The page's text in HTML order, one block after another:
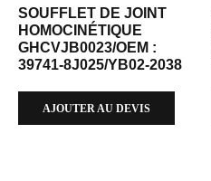
SOUFFLET DE JOINT
HOMOCINÉTIQUE
GHCVJB0023/OEM :
39741-8J025/YB02-2038
AJOUTER AU DEVIS